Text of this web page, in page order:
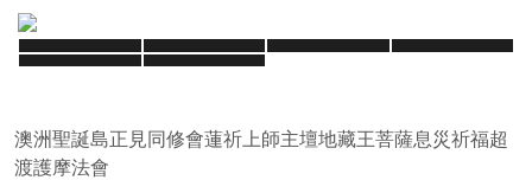
澳洲聖誕島正見同修會蓮祈上師主壇地藏王菩薩息災祈福超
渡護摩法會